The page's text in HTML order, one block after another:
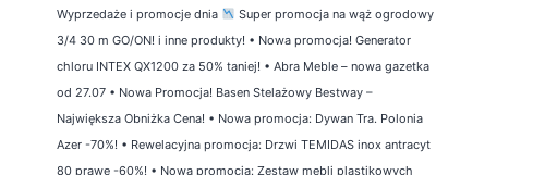
Wyprzedaże i promocje dnia
Super promocja na wąż ogrodowy
3/4 30 m GO/ON! i inne produkty! • Nowa promocja! Generator
chloru INTEX QX1200 za 50% taniej! • Abra Meble – nowa gazetka
od 27.07 • Nowa Promocja! Basen Stelażowy Bestway –
Największa Obniżka Cena! • Nowa promocja: Dywan Tra. Polonia
Azer -70%! • Rewelacyjna promocja: Drzwi TEMIDAS inox antracyt
80 prawe -60%! • Nowa promocja: Zestaw mebli plastikowych